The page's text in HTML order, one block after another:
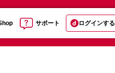
サポート ログインする